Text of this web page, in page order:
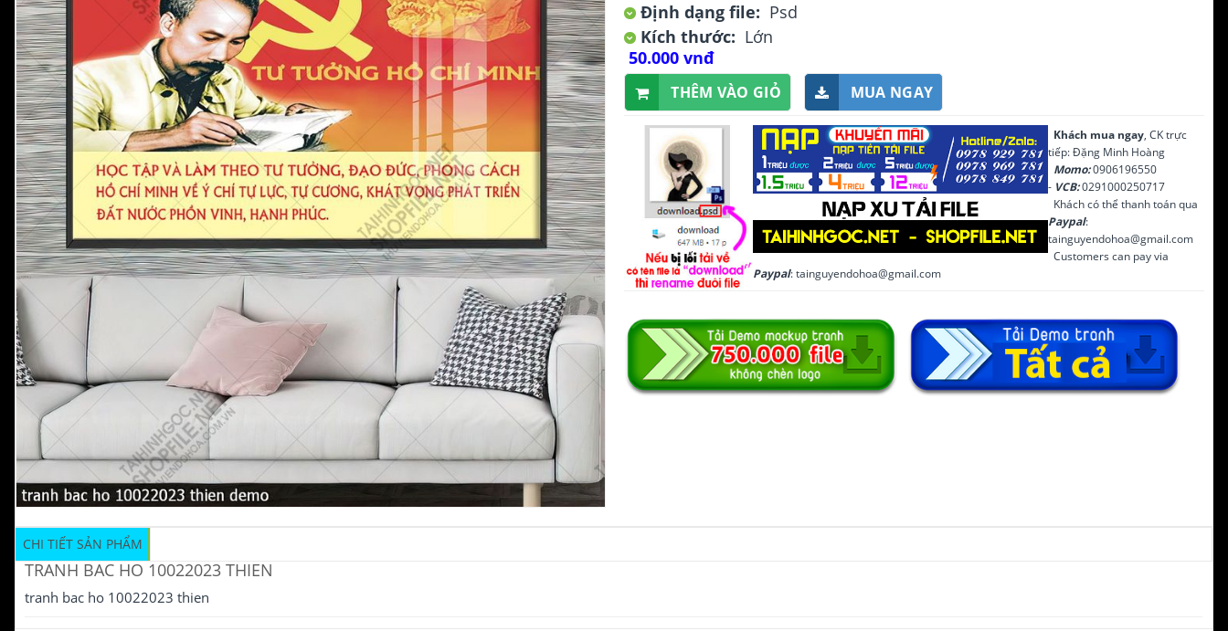
Định dạng file: Psd
Kích thước: Lớn
50.000 vnđ
THÊM VÀO GIỎ MUA NGAY
Khách mua ngay, CK trực
tiếp: Đặng Minh Hoàng
Momo:0906196550
- VCB:0291000250717
Khách có thể thanh toán qua
Paypal:
tainguyendohoa@gmail.com
Customers can pay via
Paypal: tainguyendohoa@gmail.com
CHI TIẾT SẢN PHẨM
TRANH BAC HO 10022023 THIEN
tranh bac ho 10022023 thien